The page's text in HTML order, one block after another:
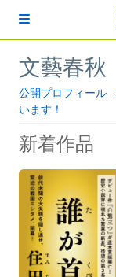
文藝春秋
公開プロフィール
います！
新着作品